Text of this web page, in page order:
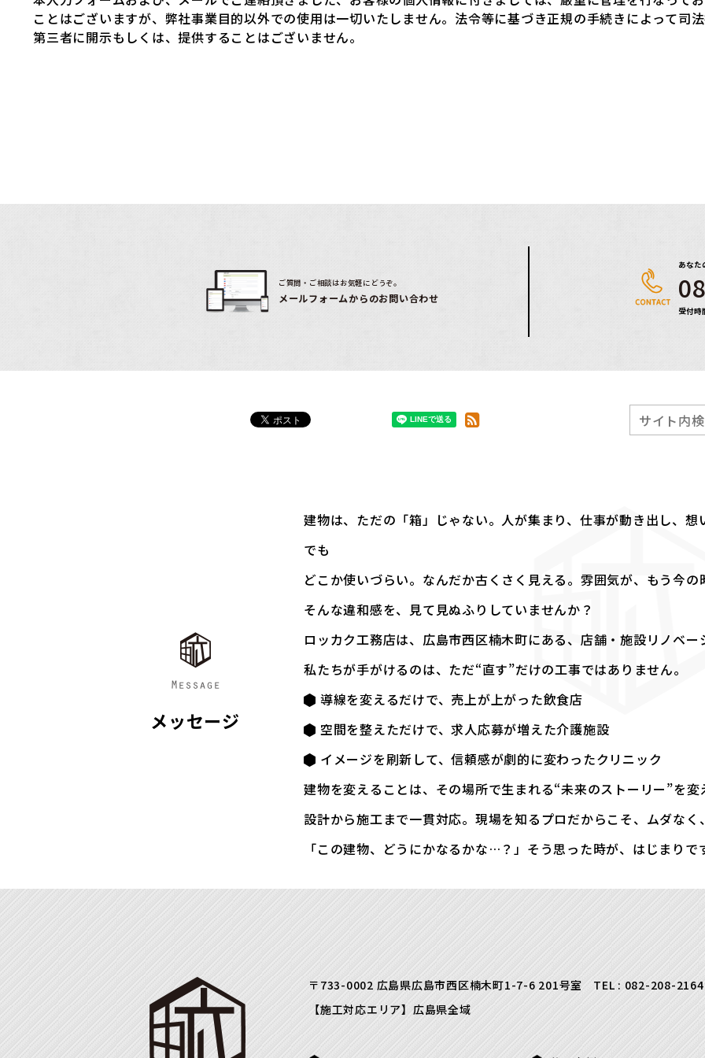
ことはございますが、弊社事業目的以外での使用は一切いたしません。法令等に基づき正規の手続きによって司
第三者に開示もしくは、提供することはございません。
ご質問・ご相談はお気軽にどうぞ。
メールフォームからのお問い合わせ
あなた
受付
メッセージ
建物は、ただの「箱」じゃない。人が集まり、仕事が動き出し、
でも――
どこか使いづらい。なんだか古くさく見える。雰囲気が、もう今の
そんな違和感を、見て見ぬふりしていませんか？
ロッカク工務店は、広島市西区楠木町にある、店舗・施設リノベ
私たちが手がけるのは、ただ“直す”だけの工事ではありません。
導線を変えるだけで、売上が上がった飲食店
空間を整えただけで、求人応募が増えた介護施設
イメージを刷新して、信頼感が劇的に変わったクリニック
建物を変えることは、その場所で生まれる“未来のストーリー”を変
設計から施工まで一貫対応。現場を知るプロだからこそ、ムダな
「この建物、どうにかなるかな…？」そう思った時が、はじまりで
〒733-0002 広島県広島市西区楠木町1-7-6 201号室 TEL : 082-208-2164
【施工対応エリア】広島県全域